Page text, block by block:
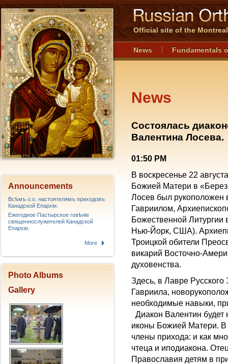
Official site of the
News Fundamentals
News
Состоялась
Валентина Лосева.
01:50 PM
В воскресенье 22
Божией Матери в
Лосев был
Гавриилом,
Божественной
Нью-Йорк, США).
Троицкой обители
викарий Восточно-
духовенства.
Здесь, в Лавре
Гавриила,
необходимые навыки,
Диакон Валентин
иконы Божией Матери. В
члены прихода: и как
чтеца и иподиакона.
Православия детям в
Announcements
Всѣмъ о.о. настоятелямъ приходовъ
Канадской Епархiи.
Ежегодное Пастырское говѣніе
священнослужителей Канадской
Епархіи.
More
Photo Albums
Gallery